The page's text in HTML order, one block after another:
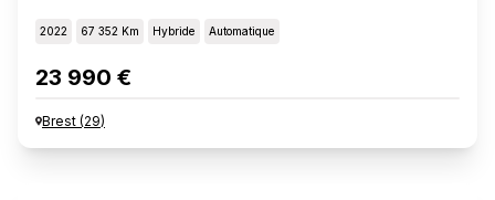
2022 67 352 Km Hybride Automatique
23 990 €
Brest (29)